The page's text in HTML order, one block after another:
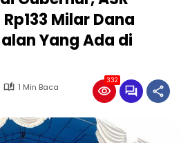
Milar Dana
Yang Ada di
1 Min Baca
332